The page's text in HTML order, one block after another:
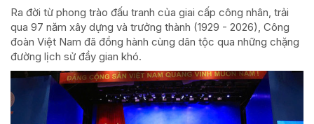
Ra đời từ phong trào đấu tranh của giai cấp công nhân, trải
qua 97 năm xây dựng và trưởng thành (1929 - 2026), Công
đoàn Việt Nam đã đồng hành cùng dân tộc qua những chặng
đường lịch sử đầy gian khó.